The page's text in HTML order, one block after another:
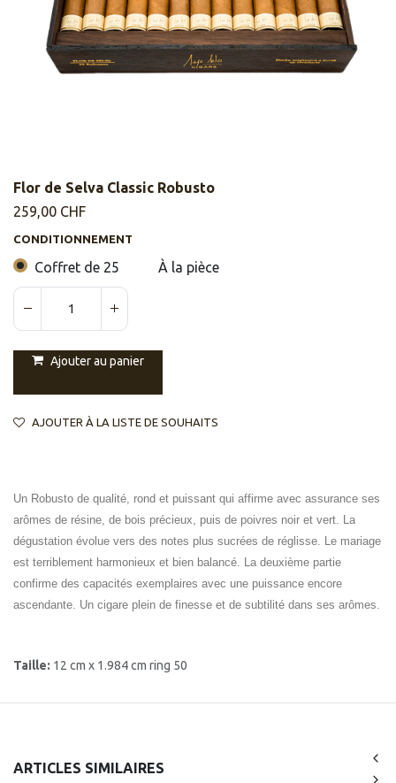
Flor de Selva Classic Robusto
259,00 CHF
CONDITIONNEMENT
Coffret de 25 À la pièce
Ajouter au panier
AJOUTER À LA LISTE DE SOUHAITS
Un Robusto de qualité, rond et puissant qui affirme avec assurance ses
arômes de résine, de bois précieux, puis de poivres noir et vert. La
dégustation évolue vers des notes plus sucrées de réglisse. Le mariage
est terriblement harmonieux et bien balancé. La deuxième partie
confirme des capacités exemplaires avec une puissance encore
ascendante. Un cigare plein de finesse et de subtilité dans ses arômes.
Taille: 12 cm x 1.984 cm ring 50
ARTICLES SIMILAIRES